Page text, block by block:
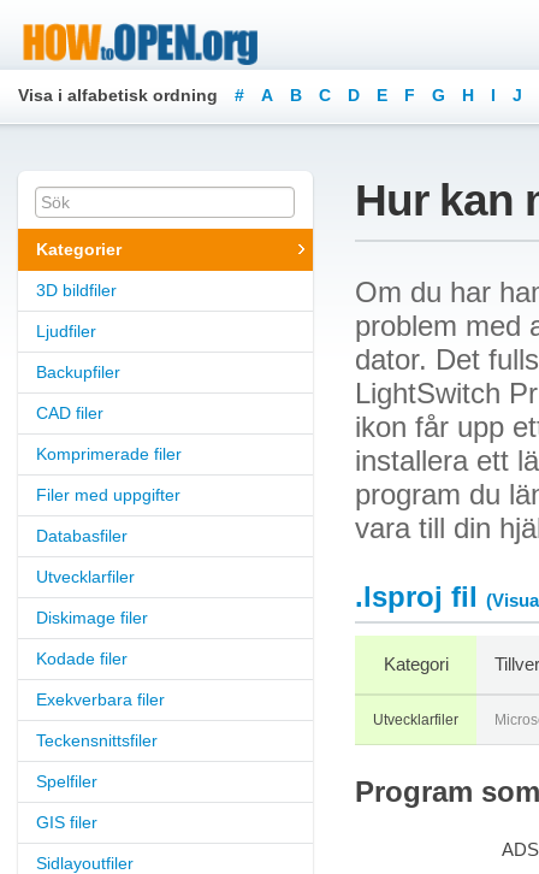
Visa i alfabetisk ordning # A B C D E F G H I J
Kategorier
3D bildfiler
Ljudfiler
Backupfiler
CAD filer
Komprimerade filer
Filer med uppgifter
Databasfiler
Utvecklarfiler
Diskimage filer
Kodade filer
Exekverbara filer
Teckensnittsfiler
Spelfiler
GIS filer
Sidlayoutfiler
Hur kan
Om du har
problem med
dator. Det
LightSwitch
ikon får upp
installera ett
program du
vara till din
.lsproj fil
Kategori
Utvecklarfiler
Program
ADS